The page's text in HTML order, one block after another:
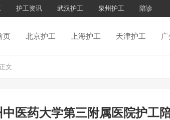
护工资讯 武汉护工 泉州护工 陪诊
页 北京护工 上海护工 天津护工
正文
中医药大学第三附属医院护工